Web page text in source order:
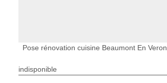
Pose rénovation cuisine Beaumont En Veron
indisponible